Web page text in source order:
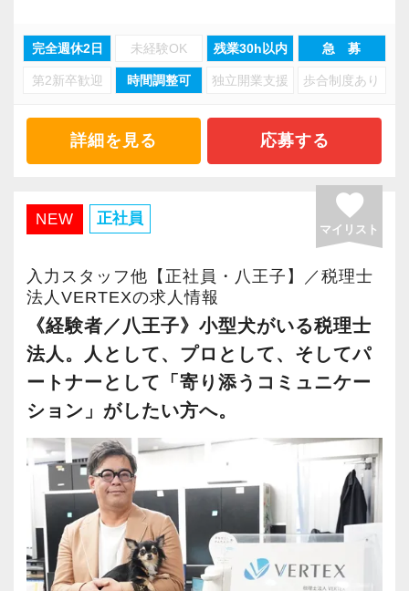
ています。
税理士を目指す方にとって、働きながら勉強で
資格取得支援制度や資格手当など、資格取得を
目指す方にも嬉しい環境を整えてお待ちしてい
【事務所の組織体系について】
当事務所は男性3名、女性3名の6名体制です。
少人数の組織だからこそ、メンバー同士の距離
が近く、風通しの良い環境が特徴です。
採用においても、経験や資格だけでなく、人柄
を大切にしています。
そのため、スタッフは温かく、話しやすい人し
かいません。
【こんな方に向いています】
・働きやすい環境で長くキャリアを築きたい方
・仕事とプライベートを両立したい方
・AIやデジタルを活用した働き方に興味がある
方
・顧客対応や提案業務に集中可能
・資産税や相続など専門性の高い案件あり
・経験値が自然と積み上がる環境
・有給取得率90％以上
・繁忙期も月30～40h程度
・男性の育休取得率100％
・テレワーク導入済み
・全席デュアルモニタ完備
＜幅広い経験・成長環境＞
・9割が紹介の安定基盤
・一般企業～医療・学校法人まで対応
・個人～大企業まで幅広く経験可能
・税務顧問＋資産税に関与
・相続／事業承継／M&Aにも対応
完全週休2日 未経験OK 残業30h以内 急 募
第2新卒歓迎 時間調整可 独立開業支援 歩合制度あり
詳細を見る 応募する
NEW 正社員 favorite
マイリスト
入力スタッフ他【正社員・八王子】／税理士
法人VERTEXの求人情報
《経験者／八王子》小型犬がいる税理士
法人。人として、プロとして、そしてパ
ートナーとして「寄り添うコミュニケー
ション」がしたい方へ。